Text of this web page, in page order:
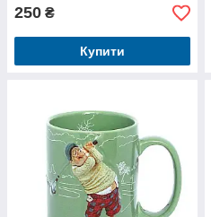
250 ₴
Купити